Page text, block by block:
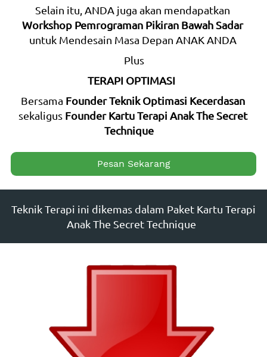
Workshop Pemrograman Pikiran Bawah Sadar
untuk Mendesain Masa Depan ANAK ANDA
Plus
TERAPI OPTIMASI
Bersama Founder Teknik Optimasi Kecerdasan
sekaligus Founder Kartu Terapi Anak The Secret
Technique
`Pesan Sekarang
Teknik Terapi ini dikemas dalam Paket Kartu Terapi
Anak The Secret Technique